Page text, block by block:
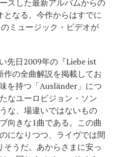
スした最新アルバムからの
なる。今作からはすでに
のミュージック・ビデオが
先日2009年の『Liebe ist
の全曲解説を掲載してお
を持つ「Ausländer」につ
なユーロビジョン・ソン
な、場違いではないもの
向きな1曲である。この曲
になりつつ、ライヴでは間
うだ。あからさまに安っ